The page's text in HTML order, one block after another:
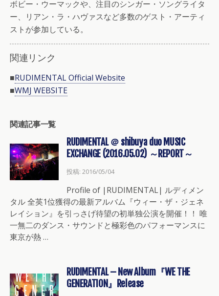
ボビー・ウーマックや、注目のシンガー・ソングライタ
ー、リアン・ラ・ハヴァスなど多数のゲスト・アーティ
ストが参加している。
関連リンク
■RUDIMENTAL Official Website
■WMJ WEBSITE
関連記事一覧
RUDIMENTAL ＠ shibuya duo MUSIC
EXCHANGE (2016.05.02) ～REPORT～
投稿: 2016/05/04
Profile of |RUDIMENTAL| ルディメン
タル 全英1位獲得の最新アルバム『ウィー・ザ・ジェネ
レイション』を引っさげ待望の初単独公演を開催！！ 唯
一無二のダンス・サウンドと極彩色のパフォーマンスに
東京が熱 …
RUDIMENTAL – New Album『WE THE
GENERATION』Release